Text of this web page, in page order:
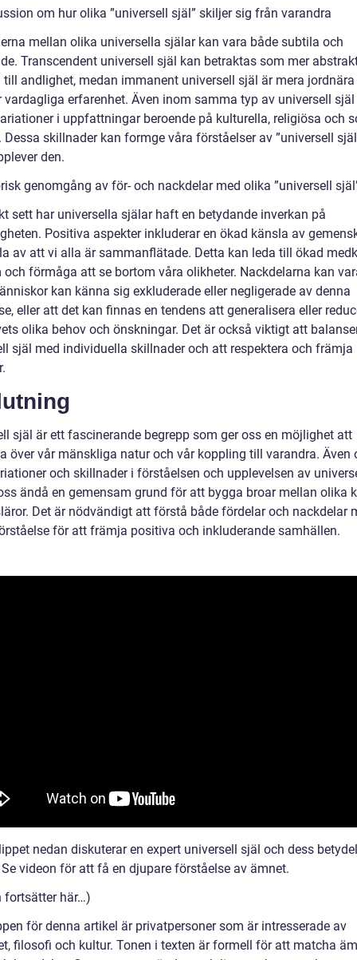
om hur olika ”universell själ” skiljer sig från varandra
mellan olika universella själar kan vara både subtila och
Transcendent universell själ kan betraktas som mer
till andlighet, medan immanent universell själ är mera
vardagliga erfarenhet. Även inom samma typ av universell
i uppfattningar beroende på kulturella, religiösa och
Dessa skillnader kan formge våra förståelser av ”universell
den.
genomgång av för- och nackdelar med olika ”universell
sett har universella själar haft en betydande inverkan på
Positiva aspekter inkluderar en ökad känsla av
av att vi alla är sammanflätade. Detta kan leda till ökad
och förmåga att se bortom våra olikheter. Nackdelarna kan
kan känna sig exkluderade eller negligerade av denna
eller att det kan finnas en tendens att generalisera eller
olika behov och önskningar. Det är också viktigt att
själ med individuella skillnader och att respektera och främja
själ är ett fascinerande begrepp som ger oss en möjlighet att
över vår mänskliga natur och vår koppling till varandra. Även
och skillnader i förståelsen och upplevelsen av
ändå en gemensam grund för att bygga broar mellan olika
Det är nödvändigt att förstå både fördelar och nackdelar
för att främja positiva och inkluderande samhällen.
nedan diskuterar en expert universell själ och dess
videon för att få en djupare förståelse av ämnet.
fortsätter här…)
för denna artikel är privatpersoner som är intresserade av
filosofi och kultur. Tonen i texten är formell för att matcha